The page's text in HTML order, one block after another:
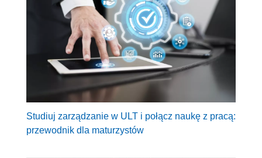
Studiuj zarządzanie w ULT i połącz naukę z pracą:
przewodnik dla maturzystów